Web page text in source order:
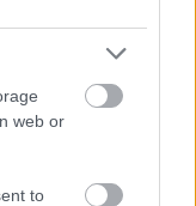
web or
to
távozik a
Dombi